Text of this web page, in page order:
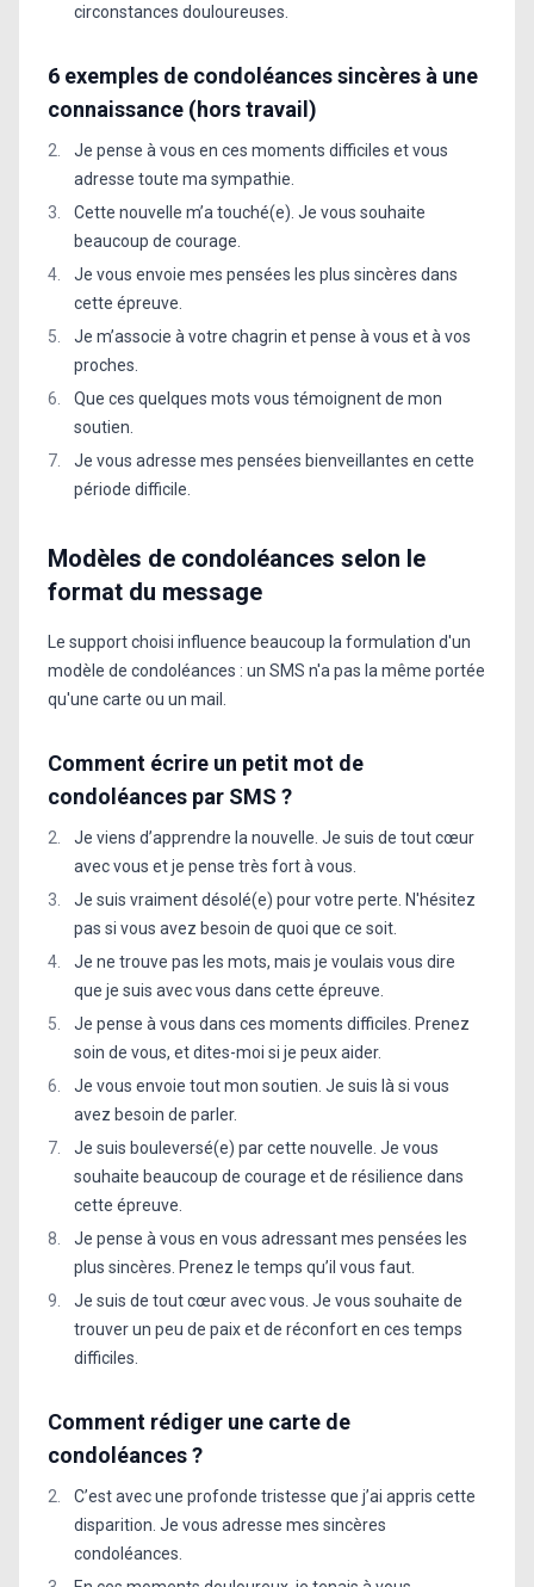
circonstances douloureuses.
6 exemples de condoléances sincères à une
connaissance (hors travail)
Je pense à vous en ces moments difficiles et vous
adresse toute ma sympathie.
Cette nouvelle m’a touché(e). Je vous souhaite
beaucoup de courage.
Je vous envoie mes pensées les plus sincères dans
cette épreuve.
Je m’associe à votre chagrin et pense à vous et à vos
proches.
Que ces quelques mots vous témoignent de mon
soutien.
Je vous adresse mes pensées bienveillantes en cette
période difficile.
Modèles de condoléances selon le
format du message
Le support choisi influence beaucoup la formulation d'un
modèle de condoléances : un SMS n'a pas la même portée
qu'une carte ou un mail.
Comment écrire un petit mot de
condoléances par SMS ?
Je viens d’apprendre la nouvelle. Je suis de tout cœur
avec vous et je pense très fort à vous.
Je suis vraiment désolé(e) pour votre perte. N'hésitez
pas si vous avez besoin de quoi que ce soit.
Je ne trouve pas les mots, mais je voulais vous dire
que je suis avec vous dans cette épreuve.
Je pense à vous dans ces moments difficiles. Prenez
soin de vous, et dites-moi si je peux aider.
Je vous envoie tout mon soutien. Je suis là si vous
avez besoin de parler.
Je suis bouleversé(e) par cette nouvelle. Je vous
souhaite beaucoup de courage et de résilience dans
cette épreuve.
Je pense à vous en vous adressant mes pensées les
plus sincères. Prenez le temps qu’il vous faut.
Je suis de tout cœur avec vous. Je vous souhaite de
trouver un peu de paix et de réconfort en ces temps
difficiles.
Comment rédiger une carte de
condoléances ?
C’est avec une profonde tristesse que j’ai appris cette
disparition. Je vous adresse mes sincères
condoléances.